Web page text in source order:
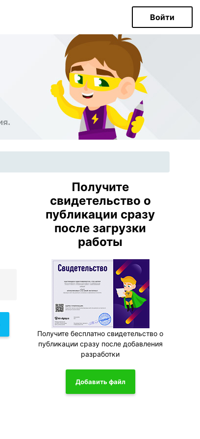
Войти
Получите
свидетельство о
публикации сразу
после загрузки
работы
Получите бесплатно свидетельство о
публикации сразу после добавления
разработки
Добавить файл